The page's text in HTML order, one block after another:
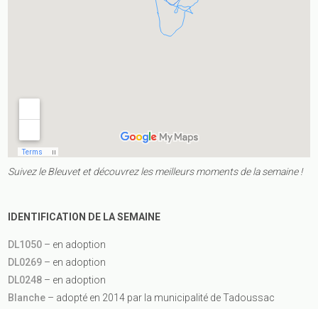
Suivez le Bleuvet et découvrez les meilleurs moments de la semaine !
IDENTIFICATION DE LA SEMAINE
DL1050 – en adoption
DL0269 – en adoption
DL0248 – en adoption
Blanche – adopté en 2014 par la municipalité de Tadoussac